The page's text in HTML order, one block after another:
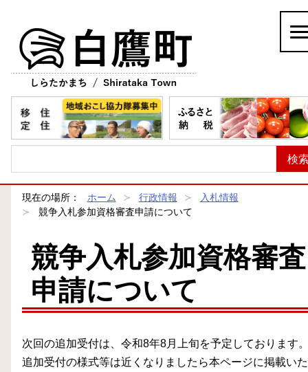
現在の場所： ホーム 行政情報
入札情報
競争入札参加資格審査申請について
競争入札参加資格審査
申請について
次回の追加受付は、令和8年8月上旬を予定しております
追加受付の様式等は近くなりましたら本ページに掲載いた